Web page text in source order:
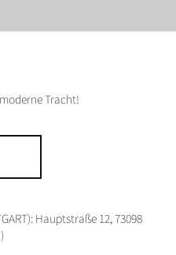
Tracht!
Hauptstraße 12, 73098